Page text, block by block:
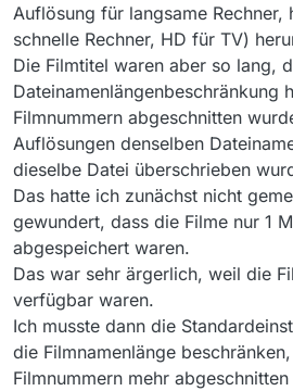
sein.
Auflösung für langsame Rechner,
schnelle Rechner, HD für TV)
Die Filmtitel waren aber so lang,
Dateinamenlängenbeschränkung
Filmnummern abgeschnitten
Auflösungen denselben
dieselbe Datei überschrieben
Das hatte ich zunächst nicht
gewundert, dass die Filme nur 1
abgespeichert waren.
Das war sehr ärgerlich, weil die
verfügbar waren.
Ich musste dann die
die Filmnamenlänge
Filmnummern mehr